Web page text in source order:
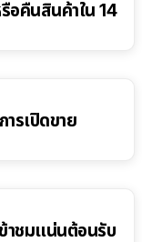
อคืนสินค้าใน 14
รเปิดขาย
าชมแน่นต้อนรับ